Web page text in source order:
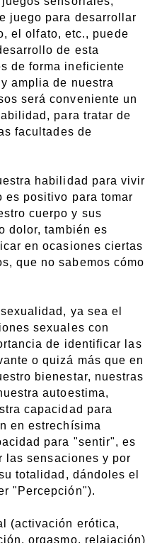
juego para desarrollar
el olfato, etc., puede
de esta
de forma ineficiente
amplia de nuestra
será conveniente un
para tratar de
facultades de
habilidad para vivir
es positivo para tomar
cuerpo y sus
dolor, también es
en ocasiones ciertas
que no sabemos cómo
ya sea el
sexuales con
de identificar las
o quizá más que en
bienestar, nuestras
autoestima,
capacidad para
en estrechísima
para "sentir", es
las sensaciones y por
totalidad, dándoles el
"Percepción").
(activación erótica,
orgasmo, relajación)